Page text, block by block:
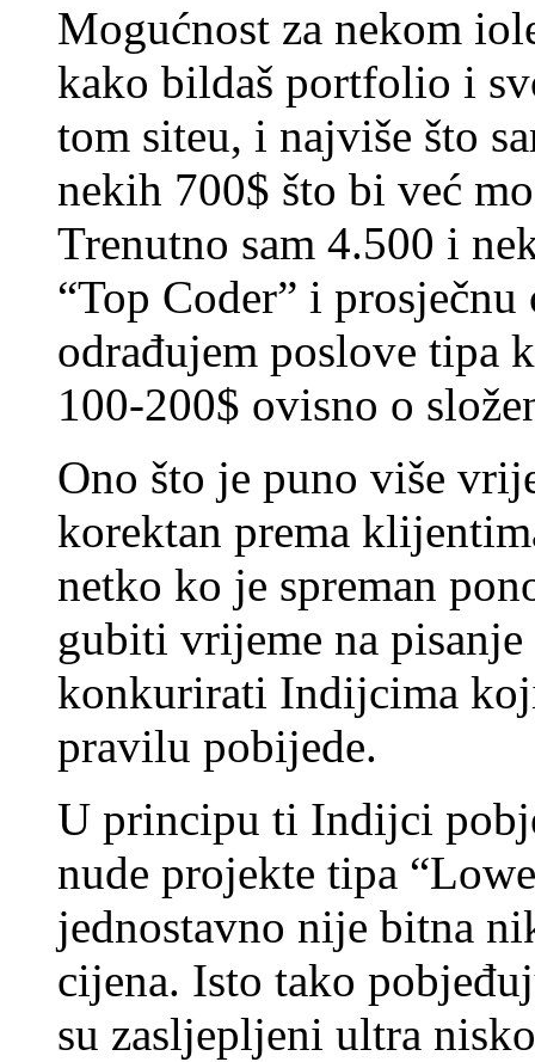
Mogućnost za nekom
kako bildaš portfolio i
tom siteu, i najviše što
nekih 700$ što bi već
Trenutno sam 4.500 i
“Top Coder” i
odrađujem poslove tipa
100-200$ ovisno o
Ono što je puno više
korektan prema
netko ko je spreman
gubiti vrijeme na
konkurirati Indijcima
pravilu pobijede.
U principu ti Indijci
nude projekte tipa
jednostavno nije bitna
cijena. Isto tako
su zasljepljeni ultra